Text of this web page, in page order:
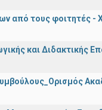
από τους φοιτητές -
και Διδακτικής